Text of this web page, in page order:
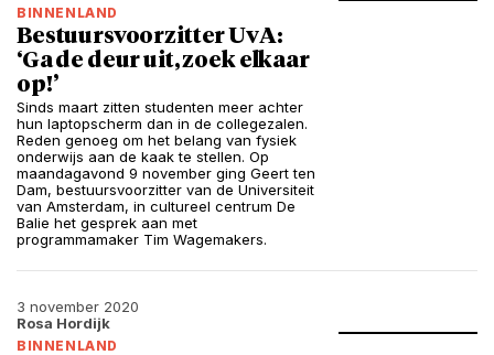
BINNENLAND
Bestuursvoorzitter UvA:
‘Ga de deur uit, zoek elkaar
op!’
Sinds maart zitten studenten meer achter
hun laptopscherm dan in de collegezalen.
Reden genoeg om het belang van fysiek
onderwijs aan de kaak te stellen. Op
maandagavond 9 november ging Geert ten
Dam, bestuursvoorzitter van de Universiteit
van Amsterdam, in cultureel centrum De
Balie het gesprek aan met
programmamaker Tim Wagemakers.
3 november 2020
Rosa Hordijk
BINNENLAND